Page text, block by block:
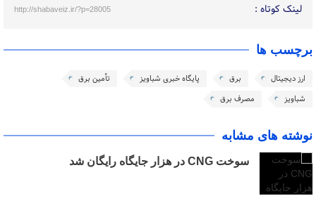
لینک کوتاه : http://shabaveiz.ir/?p=28005
برچسب ها
ارز دیجیتال برق پایگاه خبری شباویز
تأمین برق
شباویز
مصرف برق
نوشته های مشابه
سوخت CNG در هزار جایگاه رایگان شد